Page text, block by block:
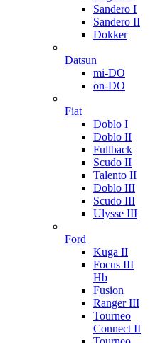
Sandero I
Sandero II
Dokker
Datsun
mi-DO
on-DO
Fiat
Doblo I
Doblo II
Fullback
Scudo II
Talento II
Doblo III
Scudo III
Ulysse III
Ford
Kuga II
Focus III
Hb
Fusion
Ranger III
Tourneo
Connect II